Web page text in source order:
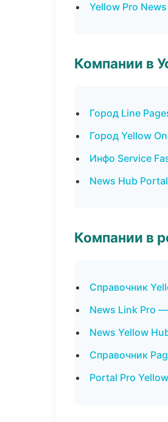
Yellow Pro
Компании в
Город Line
Город Yellow
Инфо Service
News Hub
Компании в
Справочник
News Link Pro
News Yellow
Справочник
Portal Pro